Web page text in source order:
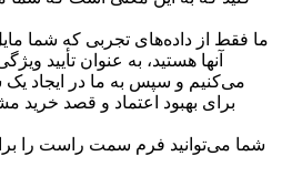
ما فقط از داده‌های تجربی که شما
آنها هستید، به عنوان تأیید
می‌کنیم و سپس به ما در ایجاد
برای بهبود اعتماد و قصد خرید
شما می‌توانید فرم سمت راست را